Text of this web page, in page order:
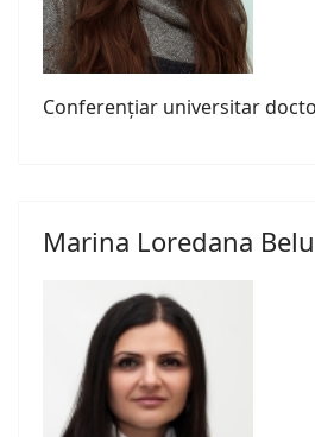
Conferențiar universitar
Marina Loredana Belu